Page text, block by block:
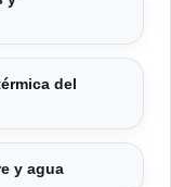
del
y agua